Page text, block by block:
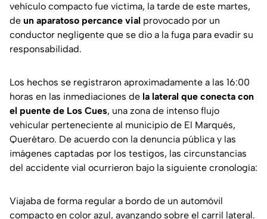
vehículo compacto fue víctima, la tarde de este martes,
de un aparatoso percance vial provocado por un
conductor negligente que se dio a la fuga para evadir su
responsabilidad.
Los hechos se registraron aproximadamente a las 16:00
horas en las inmediaciones de la lateral que conecta con
el puente de Los Cues, una zona de intenso flujo
vehicular perteneciente al municipio de El Marqués,
Querétaro. De acuerdo con la denuncia pública y las
imágenes captadas por los testigos, las circunstancias
del accidente vial ocurrieron bajo la siguiente cronología:
Viajaba de forma regular a bordo de un automóvil
compacto en color azul, avanzando sobre el carril lateral.